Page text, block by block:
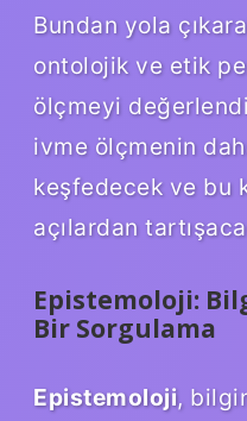
Bundan yola
ontolojik ve etik
ölçmeyi
ivme ölçmenin
keşfedecek ve bu
açılardan
Epistemoloji:
Bir Sorgulama
Epistemoloji,